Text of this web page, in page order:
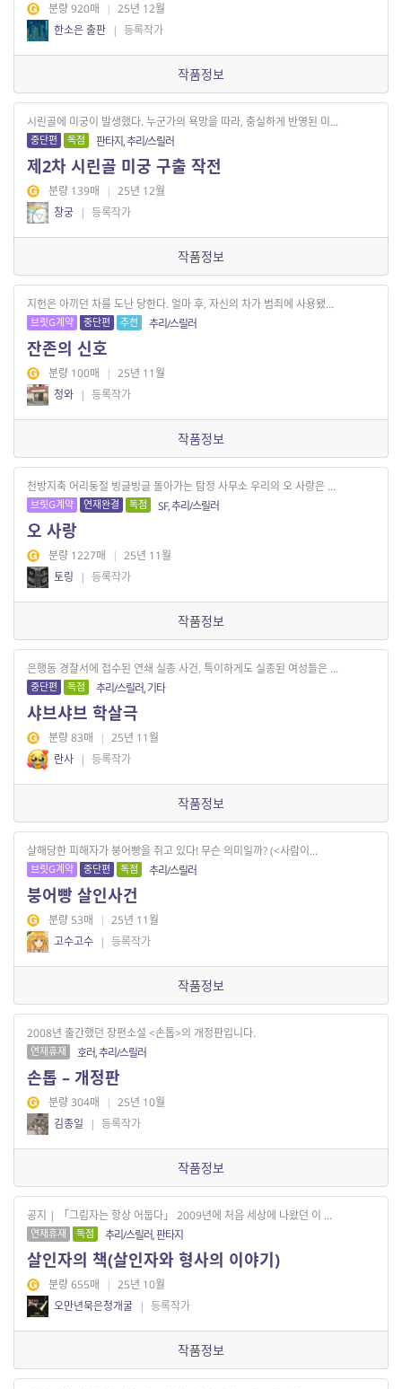
분량 920매 | 25년 12월
한소은 출판 | 등록작가
작품정보
시린골에 미궁이 발생했다. 누군가의 욕망을 따라, 충실하게 반영된 미...
중단편 독점 판타지, 추리/스릴러
제2차 시린골 미궁 구출 작전
분량 139매 | 25년 12월
창궁 | 등록작가
작품정보
지헌은 아끼던 차를 도난 당한다. 얼마 후, 자신의 차가 범죄에 사용됐...
브릿G계약 중단편 추천 추리/스릴러
잔존의 신호
분량 100매 | 25년 11월
청와 | 등록작가
작품정보
천방지축 어리둥절 빙글빙글 돌아가는 탐정 사무소 우리의 오 사랑은 ...
브릿G계약 연재완결 독점 SF, 추리/스릴러
오 사랑
분량 1227매 | 25년 11월
토링
| 등록작가
작품정보
은행동 경찰서에 접수된 연쇄 실종 사건. 특이하게도 실종된 여성들은 ...
중단편 독점 추리/스릴러, 기타
샤브샤브 학살극
분량 83매 | 25년 11월
란사 | 등록작가
작품정보
살해당한 피해자가 붕어빵을 쥐고 있다! 무슨 의미일까? (<사람이...
브릿G계약 중단편 독점 추리/스릴러
붕어빵 살인사건
분량 53매 | 25년 11월
고수고수 | 등록작가
작품정보
2008년 출간했던 장편소설 <손톱>의 개정판입니다.
연재휴재 호러, 추리/스릴러
손톱 – 개정판
분량 304매 | 25년 10월
김종일
| 등록작가
작품정보
공지 | 「그림자는 항상 어둡다」 2009년에 처음 세상에 나왔던 이 ...
연재휴재 독점 추리/스릴러, 판타지
살인자의 책(살인자와 형사의 이야기)
분량 655매 | 25년 10월
오만년묵은청개굴 | 등록작가
작품정보